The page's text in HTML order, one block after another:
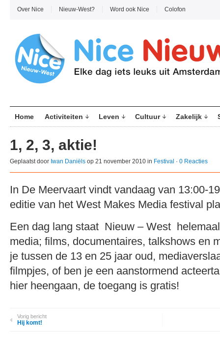
Over Nice Nieuw-West? Word ook Nice Colofon
Home Activiteiten Leven Cultuur Zakelijk
1, 2, 3, aktie!
Geplaatst door Iwan Daniëls op 21 november 2010 in Festival · 0 Reacties
In De Meervaart vindt vandaag van 13:00-
editie van het West Makes Media festival
Een dag lang staat Nieuw – West
media; films, documentaires, talkshows en
je tussen de 13 en 25 jaar oud,
filmpjes, of ben je een aanstormend
hier heengaan, de toegang is gratis!
Vorig bericht
Hij komt!